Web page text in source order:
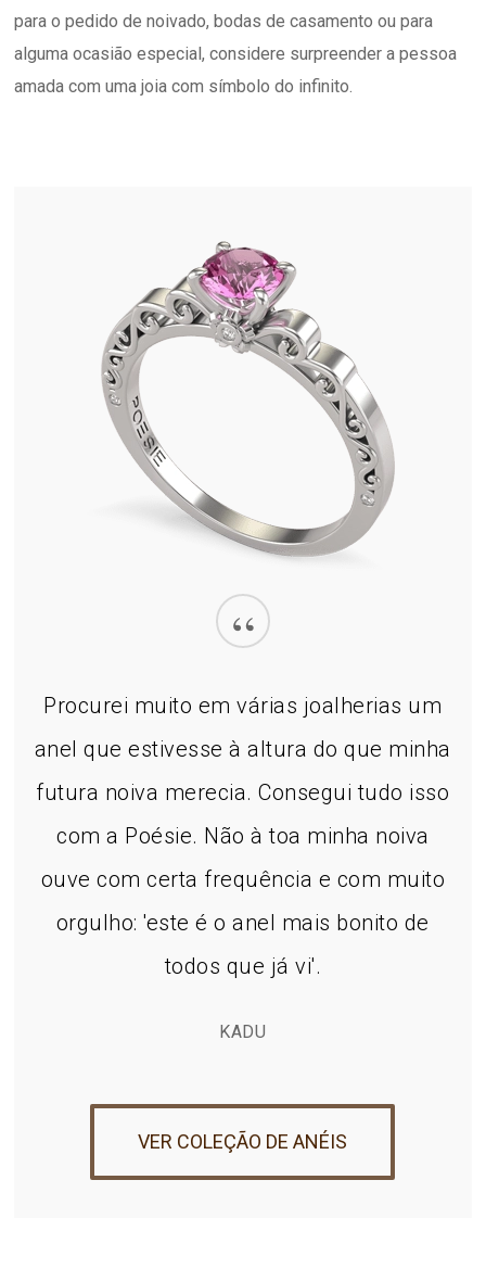
para o pedido de noivado, bodas de casamento ou para
alguma ocasião especial, considere surpreender a pessoa
amada com uma joia com símbolo do infinito.
“
Procurei muito em várias joalherias um
anel que estivesse à altura do que minha
futura noiva merecia. Consegui tudo isso
com a Poésie. Não à toa minha noiva
ouve com certa frequência e com muito
orgulho: 'este é o anel mais bonito de
todos que já vi'.
KADU
VER COLEÇÃO DE ANÉIS